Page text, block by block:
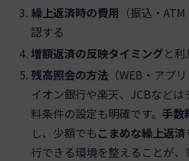
繰上返済時の費用 （振込・
認する
増額返済の反映タイミングと
残高照会の方法 （WEB・アプ
イオン銀行や楽天、JCBなど
料条件の設定も明確です。手数
し、少額でもこまめな繰上返済
行できる環境を整えることが